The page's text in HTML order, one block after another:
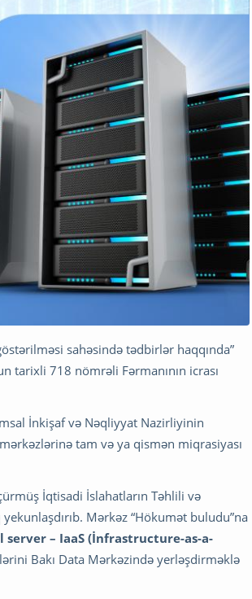
sahəsində tədbirlər haqqında”
tarixli 718 nömrəli Fərmanının icrası
İnkişaf və Nəqliyyat Nazirliyinin
tam və ya qismən miqrasiyası
İqtisadi İslahatların Təhlili və
Mərkəz “Hökumət buludu”na
server – IaaS (İnfrastructure-as-a-
Bakı Data Mərkəzində yerləşdirməklə